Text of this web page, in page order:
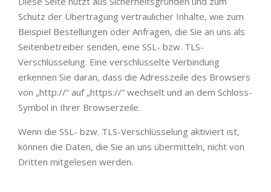
Schutz der Übertragung vertraulicher Inhalte, wie zum
Beispiel Bestellungen oder Anfragen, die Sie an uns als
Seitenbetreiber senden, eine SSL- bzw. TLS-
Verschlüsselung. Eine verschlüsselte Verbindung
erkennen Sie daran, dass die Adresszeile des Browsers
von „http://“ auf „https://“ wechselt und an dem Schloss-
Symbol in Ihrer Browserzeile.
Wenn die SSL- bzw. TLS-Verschlüsselung aktiviert ist,
können die Daten, die Sie an uns übermitteln, nicht von
Dritten mitgelesen werden.